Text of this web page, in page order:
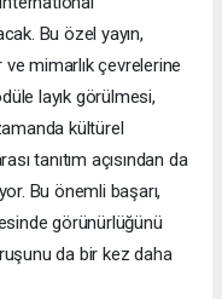
Bu özel yayın,
mimarlık çevrelerine
layık görülmesi,
kültürel
tanıtım açısından da
Bu önemli başarı,
görünürlüğünü
da bir kez daha